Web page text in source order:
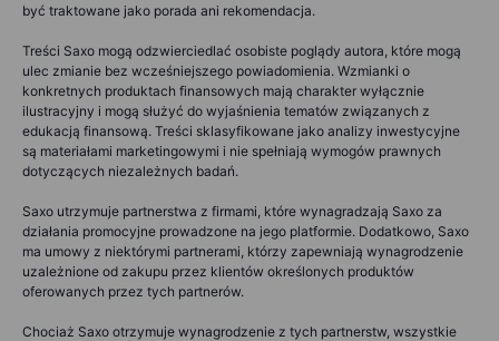
być traktowane jako porada ani rekomendacja.
Treści Saxo mogą odzwierciedlać osobiste poglądy autora, które mogą
ulec zmianie bez wcześniejszego powiadomienia. Wzmianki o
konkretnych produktach finansowych mają charakter wyłącznie
ilustracyjny i mogą służyć do wyjaśnienia tematów związanych z
edukacją finansową. Treści sklasyfikowane jako analizy inwestycyjne
są materiałami marketingowymi i nie spełniają wymogów prawnych
dotyczących niezależnych badań.
Saxo utrzymuje partnerstwa z firmami, które wynagradzają Saxo za
działania promocyjne prowadzone na jego platformie. Dodatkowo, Saxo
ma umowy z niektórymi partnerami, którzy zapewniają wynagrodzenie
uzależnione od zakupu przez klientów określonych produktów
oferowanych przez tych partnerów.
Chociaż Saxo otrzymuje wynagrodzenie z tych partnerstw, wszystkie